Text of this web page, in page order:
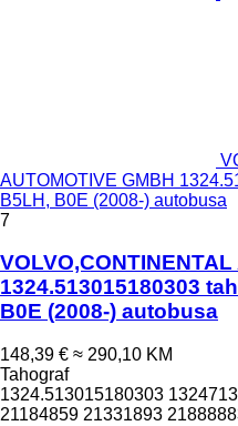
AUTOMOTIVE GMBH
B5LH, B0E (2008-) autobusa
7
1324.513015180303
B0E (2008-) autobusa
148,39 € ≈ 290,10 KM
Tahograf
1324.513015180303
21184859 21331893